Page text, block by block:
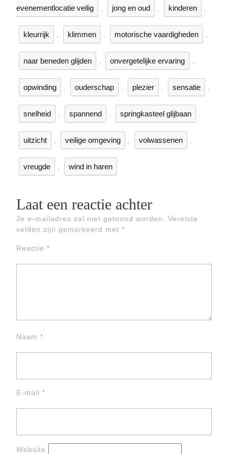
evenementlocatie veilig jong en oud kinderen
kleurrijk klimmen motorische vaardigheden
naar beneden glijden onvergetelijke ervaring
opwinding ouderschap plezier sensatie
snelheid spannend springkasteel glijbaan
uitzicht veilige omgeving volwassenen
vreugde wind in haren
Laat een reactie achter
Je e-mailadres zal niet getoond worden.
Vereiste
velden zijn gemarkeerd met *
Reactie *
Naam *
E-mail *
Website